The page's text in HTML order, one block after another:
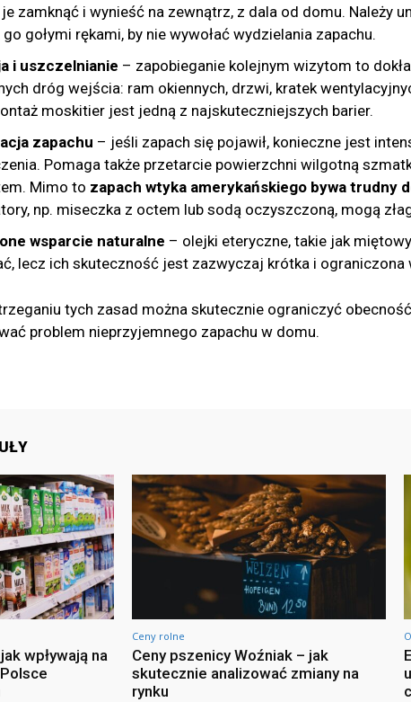
zamknąć i wynieść na zewnątrz, z dala od domu. Należy
gołymi rękami, by nie wywołać wydzielania zapachu.
i uszczelnianie – zapobieganie kolejnym wizytom to
dróg wejścia: ram okiennych, drzwi, kratek
moskitier jest jedną z najskuteczniejszych barier.
zapachu – jeśli zapach się pojawił, konieczne jest
Pomaga także przetarcie powierzchni wilgotną
Mimo to zapach wtyka amerykańskiego bywa trudny
np. miseczka z octem lub sodą oczyszczoną, mogą
wsparcie naturalne – olejki eteryczne, takie jak
lecz ich skuteczność jest zazwyczaj krótka i ograniczona
tych zasad można skutecznie ograniczyć
problem nieprzyjemnego zapachu w domu.
wpływają na
Ceny rolne
Ceny pszenicy Woźniak – jak
skutecznie analizować zmiany na
rynku